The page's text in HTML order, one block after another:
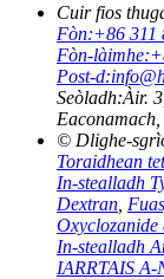
Cuir fios
Fòn:+86 311
Fòn-làimhe:
Post-d:
Seòladh:Àir.
© Dlighe-
Toraidhean
In-stealladh
Dextran
Oxyclozanide
In-stealladh
IARRTAIS A-